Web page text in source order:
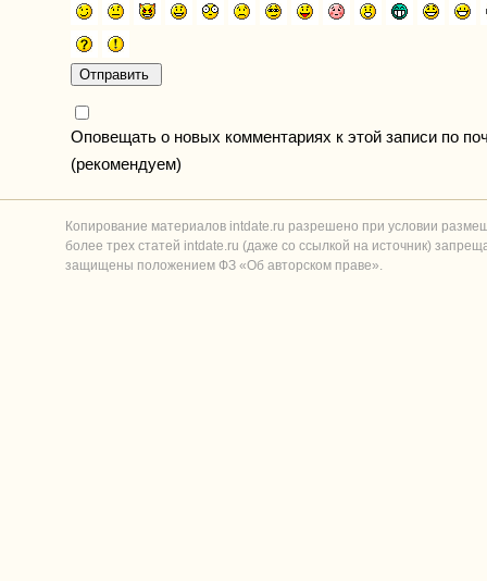
Оповещать о новых комментариях к этой записи по
(рекомендуем)
Копирование материалов intdate.ru разрешено при условии
более трех статей intdate.ru (даже со ссылкой на источник)
защищены положением ФЗ «Об авторском праве».